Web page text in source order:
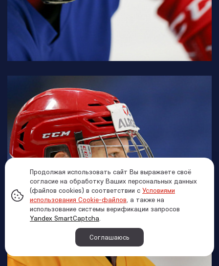
Продолжая использовать сайт Вы выражаете своё
согласие на обработку Ваших персональных данных
(файлов cookies) в соответствии с Условиями
использования Cookie-файлов, а также на
использование системы верификации запросов
Yandex SmartCaptcha.
Соглашаюсь